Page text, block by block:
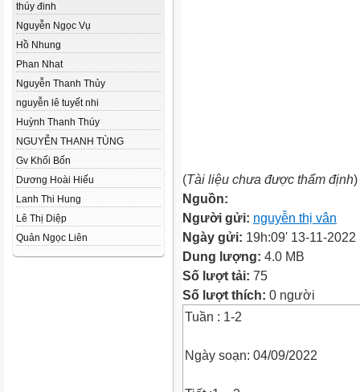
thúy đinh
Nguyễn Ngọc Vụ
Hồ Nhung
Phan Nhat
Nguyễn Thanh Thủy
nguyễn lê tuyết nhi
Huỳnh Thanh Thúy
NGUYỄN THANH TÙNG
Gv Khối Bốn
Dương Hoài Hiếu
Lanh Thi Hung
Lê Thị Diệp
Quản Ngọc Liên
(Tài liệu chưa được thẩm định)
Nguồn:
Người gửi: nguyễn thị vân
Ngày gửi: 19h:09' 13-11-2022
Dung lượng: 4.0 MB
Số lượt tải: 75
Số lượt thích: 0 người
Tuần : 1-2
Ngày soạn: 04/09/2022